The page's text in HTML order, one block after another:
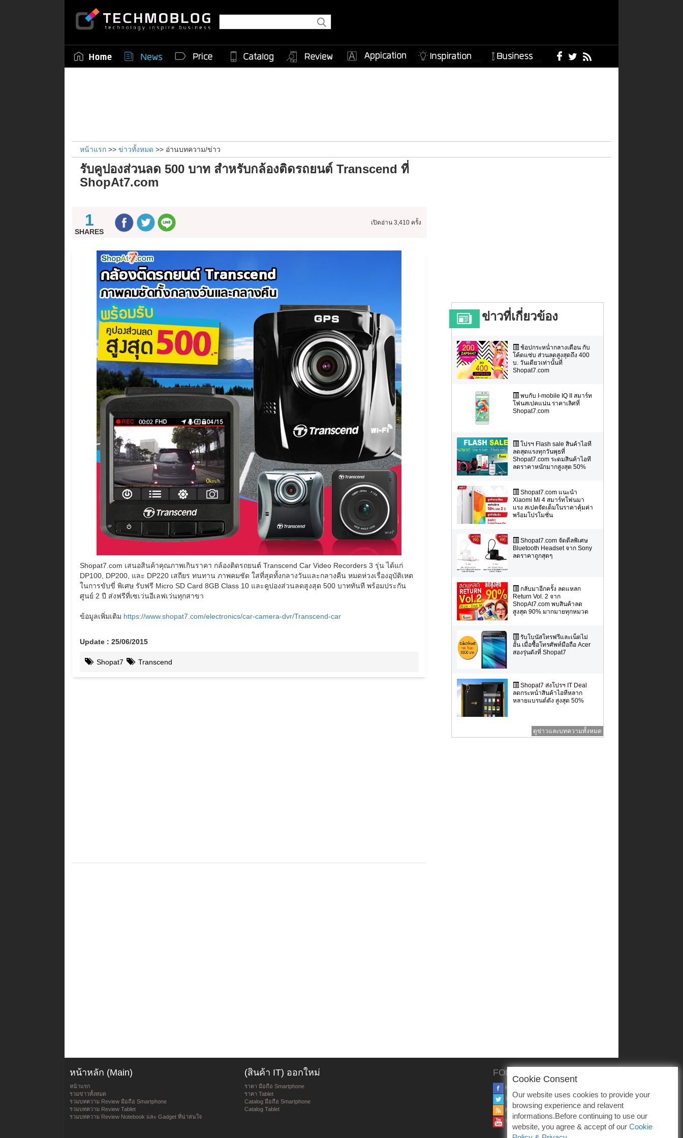
หน้าแรก >> ข่าวทั้งหมด >> อ่านบทความ/ข่าว
รับคูปองส่วนลด 500 บาท สำหรับกล้องติดรถยนต์ Transcend ที่
ShopAt7.com
1
SHARES
เปิดอ่าน 3,410 ครั้ง
Shopat7.com เสนอสินค้าคุณภาพเกินราคา กล้องติดรถยนต์ Transcend Car Video Recorders 3 รุ่น ได้แก่
DP100, DP200, และ DP220 เสถียร ทนทาน ภาพคมชัด ใสที่สุดทั้งกลางวันและกลางคืน หมดห่วงเรื่องอุบัติเหต
ในการขับขี่ พิเศษ รับฟรี Micro SD Card 8GB Class 10 และคูปองส่วนลดสูงสุด 500 บาททันที พร้อมประกัน
ศูนย์ 2 ปี ส่งฟรีที่เซเว่นอีเลฟเว่นทุกสาขา
ข้อมูลเพิ่มเติม https://www.shopat7.com/electronics/car-camera-dvr/Transcend-car
Update : 25/06/2015
Shopat7 Transcend
ข่าวที่เกี่ยวข้อง
ช้อปกระหน่ำกลางเดือน กับ
โค้ดแซ่บ ส่วนลดสูงสุดถึง 400
บ. วันเดียวเท่านั้นที่
Shopat7.com
พบกับ I-mobile IQ II สมาร์ท
โฟนสเปคแน่น ราคาเลิศที่
Shopat7.com
โปรฯ Flash sale สินค้าไอที
ลดสุดแรงทุกวันพุธที่
Shopat7.com ระดมสินค้าไอที
ลดราคาหนักมากสูงสุด 50%
Shopat7.com แนะนำ
Xiaomi Mi 4 สมาร์ทโฟนมา
แรง สเปคจัดเต็มในราคาคุ้มค่า
พร้อมโปรโมชั่น
Shopat7.com จัดดีลพิเศษ
Bluetooth Headset จาก Sony
ลดราคาถูกสุดๆ
กลับมาอีกครั้ง ลดแหลก
Return Vol. 2 จาก
ShopAt7.com พบสินค้าลด
สูงสุด 90% มากมายทุกหมวด
รับโบนัสโทรฟรีและเน็ตไม่
อั้น เมื่อซื้อโทรศัพท์มือถือ Acer
สองรุ่นดังที่ Shopat7
Shopat7 ส่งโปรฯ IT Deal
ลดกระหน่ำสินค้าไอทีหลาก
หลายแบรนด์ดัง สูงสุด 50%
ดูข่าวและบทความทั้งหมด
หน้าหลัก (Main)
หน้าแรก
รวมข่าวทั้งหมด
รวมบทความ Review มือถือ Smartphone
รวมบทความ Review Tablet
รวมบทความ Review Notebook และ Gadget ที่น่าสนใจ
(สินค้า IT) ออกใหม่
ราคา มือถือ Smartphone
ราคา Tablet
Catalog มือถือ Smartphone
Catalog Tablet
FOLLOW US
FACEBOOK
TWITTER
RSS
YOUTUBE
Cookie Consent
Our website uses cookies to provide your
browsing experience and relavent
informations.Before continuing to use our
website, you agree & accept of our Cookie